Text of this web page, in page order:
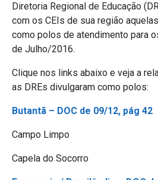
Diretoria Regional de Educação
com os CEIs de sua região
como polos de atendimento para
de Julho/2016.
Clique nos links abaixo e veja a
as DREs divulgaram como polos:
Butantã – DOC de 09/12, pág 42
Campo Limpo
Capela do Socorro